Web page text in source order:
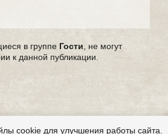
в группе Гости , не могут
к данной публикации.
cookie для улучшения работы сайта.